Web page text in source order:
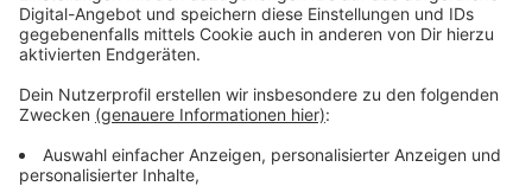
war ich ja quasi immer unterwegs. Mittlerweile haben
wir wieder mehr Kontakt und ich freue mich, dass es
endlich mit der Kollaboration geklappt hat", erklärt
Schulz der "Abendzeitung". Mit ihm ist auch die neue
Single "One More Time" entstanden.
Anzeige